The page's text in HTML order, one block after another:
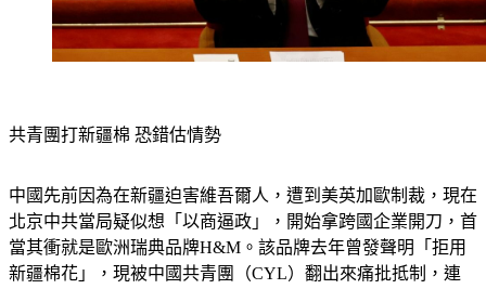
中國先前因為在新疆迫害維吾爾人，遭到美英加歐制裁，現在
北京中共當局疑似想「以商逼政」，開始拿跨國企業開刀，首
當其衝就是歐洲瑞典品牌H&M。該品牌去年曾發聲明「拒用